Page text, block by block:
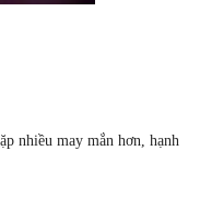
nhiều may mắn hơn, hạnh